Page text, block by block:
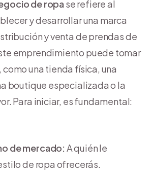
de ropa se refiere al
y desarrollar una marca
y venta de prendas de
emprendimiento puede tomar
una tienda física, una
boutique especializada o la
Para iniciar, es fundamental:
de mercado: A quién le
de ropa ofrecerás.